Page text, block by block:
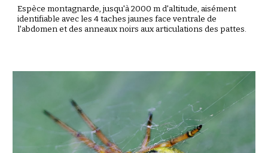
Espèce montagnarde, jusqu'à 2000 m d'altitude, aisément
identifiable avec les 4 taches jaunes face ventrale de
l'abdomen et des anneaux noirs aux articulations des pattes.